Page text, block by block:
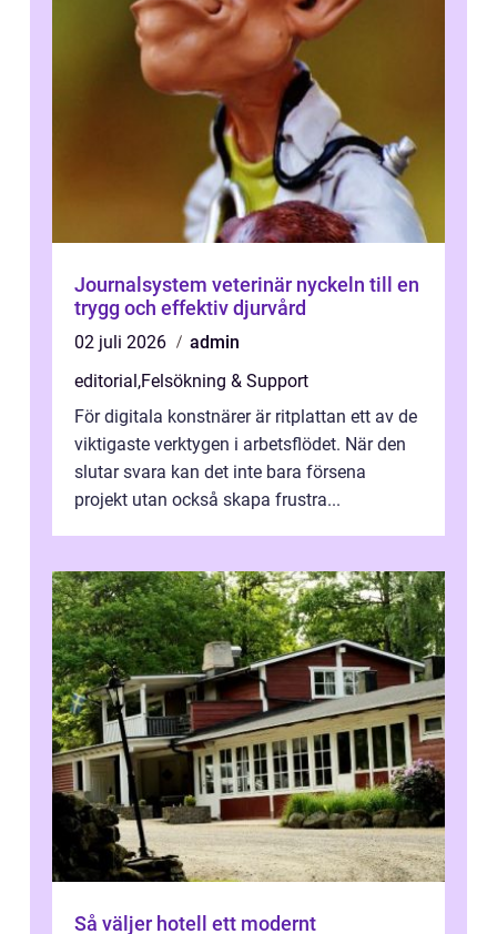
Journalsystem veterinär nyckeln till en
trygg och effektiv djurvård
02 juli 2026
admin
editorial,Felsökning & Support
För digitala konstnärer är ritplattan ett av de
viktigaste verktygen i arbetsflödet. När den
slutar svara kan det inte bara försena
projekt utan också skapa frustra...
Så väljer hotell ett modernt